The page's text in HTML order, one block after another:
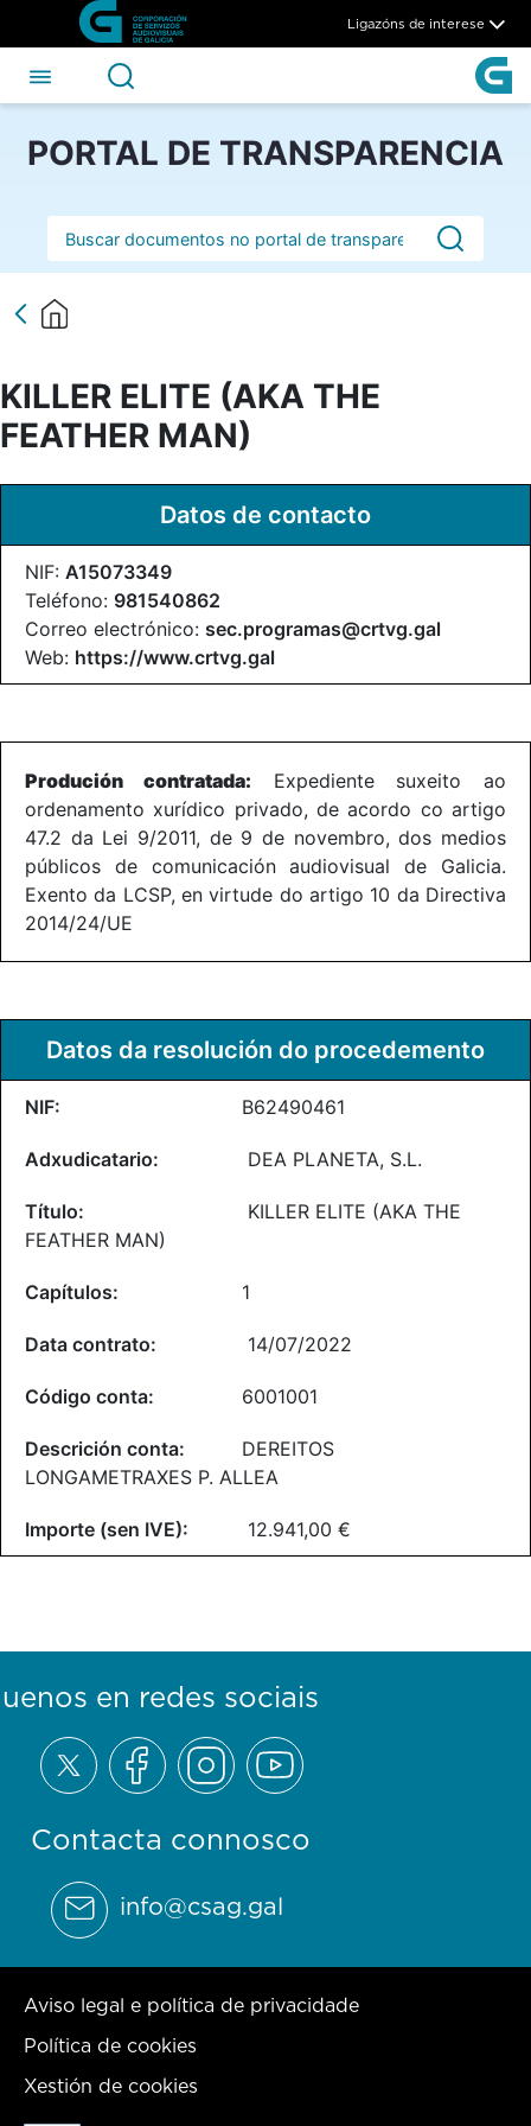
Skip to Main Content
KILLER ELITE (AKA THE
Ligazóns de interese
PORTAL DE TRANSPARENCIA
Barra de busca
KILLER ELITE (AKA THE
FEATHER MAN)
Datos de contacto
NIF: A15073349
Teléfono: 981540862
Correo electrónico: sec.programas@crtvg.gal
Web: https://www.crtvg.gal
Produción contratada: Expediente suxeito ao
ordenamento xurídico privado, de acordo co artigo
47.2 da Lei 9/2011, de 9 de novembro, dos medios
públicos de comunicación audiovisual de Galicia.
Exento da LCSP, en virtude do artigo 10 da Directiva
2014/24/UE
Datos da resolución do procedemento
B62490461
DEA PLANETA, S.L.
KILLER ELITE (AKA THE
FEATHER MAN)
1
14/07/2022
6001001
DEREITOS
LONGAMETRAXES P. ALLEA
12.941,00 €
Contacta connosco
info@csag.gal
en redes sociais
Aviso legal e política de privacidade
Política de cookies
Xestión de cookies